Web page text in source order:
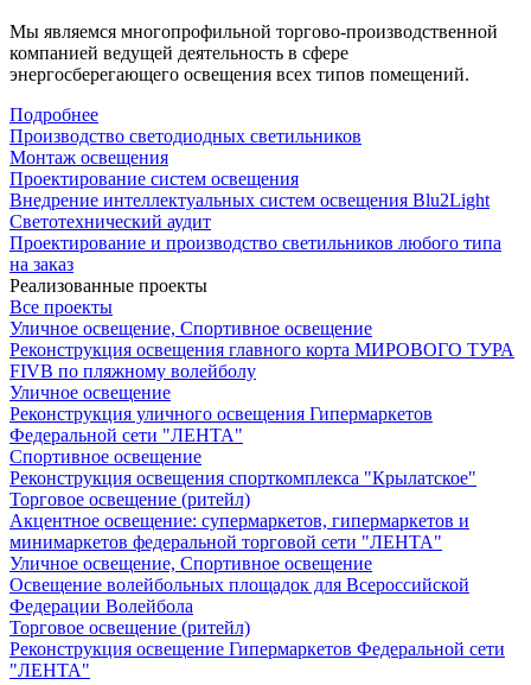
Мы являемся многопрофильной торгово-производственной
компанией ведущей деятельность в сфере
энергосберегающего освещения всех типов помещений.
Подробнее
Производство светодиодных светильников
Монтаж освещения
Проектирование систем освещения
Внедрение интеллектуальных систем освещения Blu2Light
Светотехнический аудит
Проектирование и производство светильников любого типа
на заказ
Реализованные проекты
Все проекты
Уличное освещение, Спортивное освещение
Реконструкция освещения главного корта МИРОВОГО ТУРА
FIVB по пляжному волейболу
Уличное освещение
Реконструкция уличного освещения Гипермаркетов
Федеральной сети "ЛЕНТА"
Спортивное освещение
Реконструкция освещения спорткомплекса "Крылатское"
Торговое освещение (ритейл)
Акцентное освещение: супермаркетов, гипермаркетов и
минимаркетов федеральной торговой сети "ЛЕНТА"
Уличное освещение, Спортивное освещение
Освещение волейбольных площадок для Всероссийской
Федерации Волейбола
Торговое освещение (ритейл)
Реконструкция освещение Гипермаркетов Федеральной сети
"ЛЕНТА"